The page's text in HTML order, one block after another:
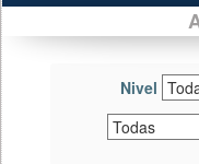
Nivel